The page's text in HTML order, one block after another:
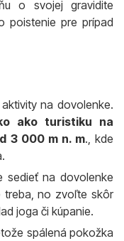
o svojej gravidite
poistenie pre prípad
na dovolenke.
ako turistiku na
3 000 m n. m., kde
sedieť na dovolenke
treba, no zvoľte skôr
joga či kúpanie.
spálená pokožka